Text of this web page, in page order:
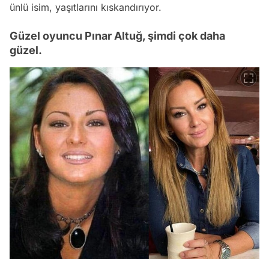
ünlü isim, yaşıtlarını kıskandırıyor.
Güzel oyuncu Pınar Altuğ, şimdi çok daha
güzel.